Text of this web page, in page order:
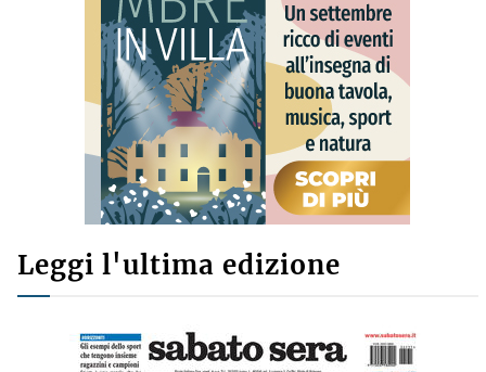
Leggi l'ultima edizione